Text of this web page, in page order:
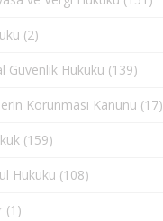
(2)
Güvenlik Hukuku (139)
Korunması Kanunu (17)
(159)
Hukuku (108)
(1)